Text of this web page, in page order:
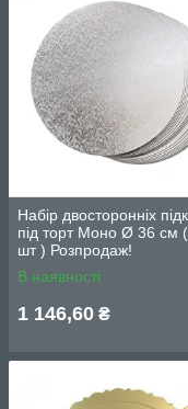
Набір двосторонніх
під торт Моно Ø 36 см
шт ) Розпродаж!
В наявності
1 146,60 ₴